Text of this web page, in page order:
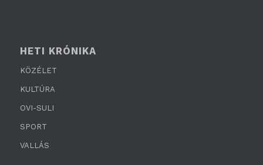
HETI KRÓNIKA
KÖZÉLET
KULTÚRA
OVI-SULI
SPORT
VALLÁS